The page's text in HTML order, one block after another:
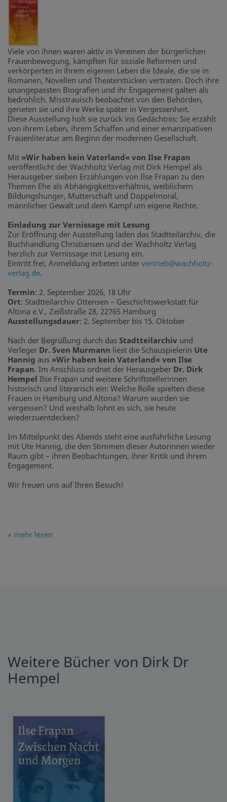
Viele von ihnen waren aktiv in Vereinen der bürgerlichen
Frauenbewegung, kämpften für soziale Reformen und
verkörperten in ihrem eigenen Leben die Ideale, die sie in
Romanen, Novellen und Theaterstücken vertraten. Doch ihre
unangepassten Biografien und ihr Engagement galten als
bedrohlich. Misstrauisch beobachtet von den Behörden,
gerieten sie und ihre Werke später in Vergessenheit.
Diese Ausstellung holt sie zurück ins Gedächtnis: Sie erzählt
von ihrem Leben, ihrem Schaffen und einer emanzipativen
Frauenliteratur am Beginn der modernen Gesellschaft.
Mit »Wir haben kein Vaterland« von Ilse Frapan
veröffentlicht der Wachholtz Verlag mit Dirk Hempel als
Herausgeber sieben Erzählungen von Ilse Frapan zu den
Themen Ehe als Abhängigkeitsverhältnis, weiblichem
Bildungshunger, Mutterschaft und Doppelmoral,
männlicher Gewalt und dem Kampf um eigene Rechte.
Einladung zur Vernissage mit Lesung
Zur Eröffnung der Ausstellung laden das Stadtteilarchiv, die
Buchhandlung Christiansen und der Wachholtz Verlag
herzlich zur Vernissage mit Lesung ein.
Eintritt frei, Anmeldung erbeten unter vertrieb@wachholtz-
verlag.de.
Termin: 2. September 2026, 18 Uhr
Ort: Stadtteilarchiv Ottensen – Geschichtswerkstatt für
Altona e.V., Zeißstraße 28, 22765 Hamburg
Ausstellungsdauer: 2. September bis 15. Oktober
Nach der Begrüßung durch das Stadtteilarchiv und
Verleger Dr. Sven Murmann liest die Schauspielerin Ute
Hannig aus »Wir haben kein Vaterland« von Ilse
Frapan. Im Anschluss ordnet der Herausgeber Dr. Dirk
Hempel Ilse Frapan und weitere Schriftstellerinnen
historisch und literarisch ein: Welche Rolle spielten diese
Frauen in Hamburg und Altona? Warum wurden sie
vergessen? Und weshalb lohnt es sich, sie heute
wiederzuentdecken?
Im Mittelpunkt des Abends steht eine ausführliche Lesung
mit Ute Hannig, die den Stimmen dieser Autorinnen wieder
Raum gibt – ihren Beobachtungen, ihrer Kritik und ihrem
Engagement.
Wir freuen uns auf Ihren Besuch!
» mehr lesen
Weitere Bücher von Dirk Dr
Hempel